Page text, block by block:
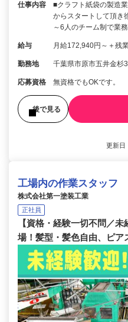
仕事内容
■クラフト紙袋の製造
からスタートして頂き
～6人のチーム制で業
給与 月給172,940円～＋残
勤務地 千葉県市原市五井金
応募資格 無資格でもOKです。
後で見る
更新日
工場内の作業スタッフ
株式会社第一塗装工業
正社員
【資格・経験一切不問／
場！髪型・髪色自由、ピア